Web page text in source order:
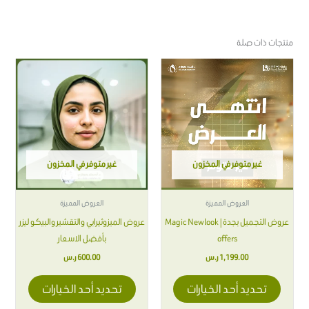
منتجات ذات صلة
غير متوفر في المخزون
العروض المميزة
عروض التجميل بجدة | Magic Newlook
offers
1,199.00ر.س
تحديد أحد الخيارات
هناك
العديد
من
الأشكال
المختلفة
لهذا
المنتج.
يمكن
غير متوفر في المخزون
العروض المميزة
عروض الميزوثيرابي والتقشير والبيكو ليزر
بأفضل الاسعار
600.00ر.س
تحديد أحد الخيارات
هناك
الأشكال
لهذا
المنتج.
يمكن
على